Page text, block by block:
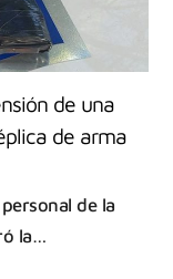
de una
de arma
de la
la…